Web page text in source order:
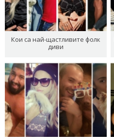
Кои са най-щастливите фолк
диви